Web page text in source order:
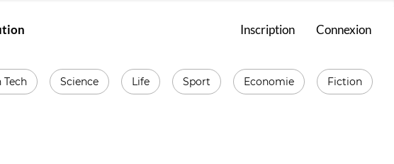
Inscription Connexion
Tech Science Life Sport Economie Fiction